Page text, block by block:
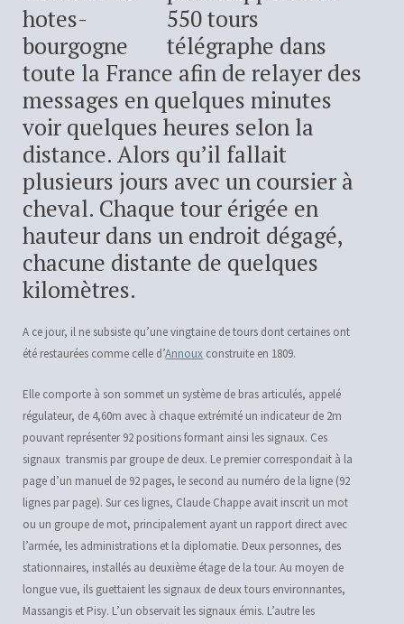
550 tours
télégraphe dans
toute la France afin de relayer des
messages en quelques minutes
voir quelques heures selon la
distance. Alors qu’il fallait
plusieurs jours avec un coursier à
cheval. Chaque tour érigée en
hauteur dans un endroit dégagé,
chacune distante de quelques
kilomètres.
A ce jour, il ne subsiste qu’une vingtaine de tours dont certaines ont
été restaurées comme celle d’Annoux construite en 1809.
Elle comporte à son sommet un système de bras articulés, appelé
régulateur, de 4,60m avec à chaque extrémité un indicateur de 2m
pouvant représenter 92 positions formant ainsi les signaux. Ces
signaux transmis par groupe de deux. Le premier correspondait à la
page d’un manuel de 92 pages, le second au numéro de la ligne (92
lignes par page). Sur ces lignes, Claude Chappe avait inscrit un mot
ou un groupe de mot, principalement ayant un rapport direct avec
l’armée, les administrations et la diplomatie. Deux personnes, des
stationnaires, installés au deuxième étage de la tour. Au moyen de
longue vue, ils guettaient les signaux de deux tours environnantes,
Massangis et Pisy. L’un observait les signaux émis. L’autre les